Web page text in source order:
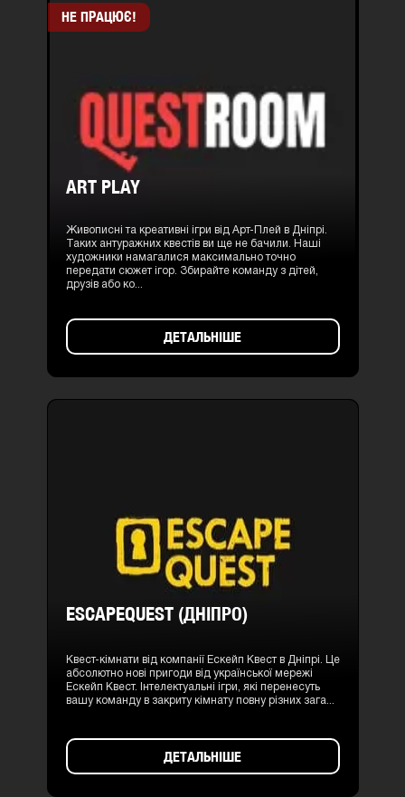
НЕ ПРАЦЮЄ!
ART PLAY
Живописні та креативні ігри від Арт-Плей в Дніпрі.
Таких антуражних квестів ви ще не бачили. Наші
художники намагалися максимально точно
передати сюжет ігор. Збирайте команду з дітей,
друзів або ко...
ДЕТАЛЬНІШЕ
ESCAPEQUEST (ДНІПРО)
Квест-кімнати від компанії Ескейп Квест в Дніпрі. Це
абсолютно нові пригоди від української мережі
Ескейп Квест. Інтелектуальні ігри, які перенесуть
вашу команду в закриту кімнату повну різних зага...
ДЕТАЛЬНІШЕ